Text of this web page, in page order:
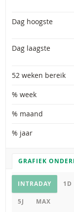
Dag hoogste
Dag laagste
52 weken bereik
% week
% maand
% jaar
GRAFIEK
Grafiek
GRAFIEK
INTRADAY
1D
5J MAX